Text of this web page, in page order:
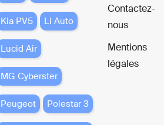
Kia PV5 Li Auto
Lucid Air
MG Cyberster
Peugeot Polestar 3
Contactez-
nous
Mentions
légales